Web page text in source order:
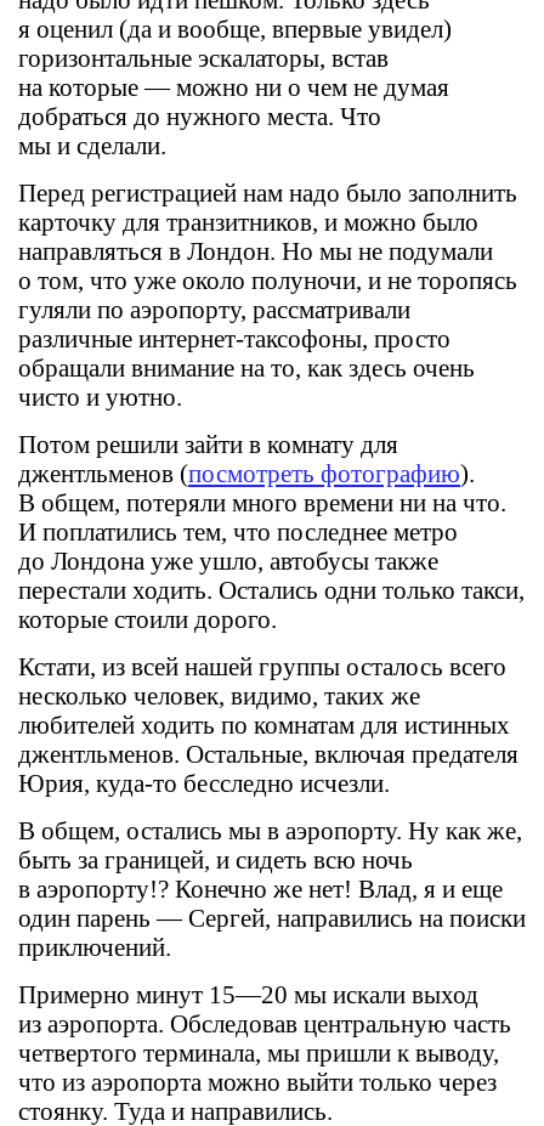
я оценил (да и вообще, впервые увидел)
горизонтальные эскалаторы, встав
на которые — можно ни о чем не думая
добраться до нужного места. Что
мы и сделали.
Перед регистрацией нам надо было заполнить
карточку для транзитников, и можно было
направляться в Лондон. Но мы не подумали
о том, что уже около полуночи, и не торопясь
гуляли по аэропорту, рассматривали
различные интернет-таксофоны, просто
обращали внимание на то, как здесь очень
чисто и уютно.
Потом решили зайти в комнату для
джентльменов (посмотреть фотографию).
В общем, потеряли много времени ни на что.
И поплатились тем, что последнее метро
до Лондона уже ушло, автобусы также
перестали ходить. Остались одни только такси,
которые стоили дорого.
Кстати, из всей нашей группы осталось всего
несколько человек, видимо, таких же
любителей ходить по комнатам для истинных
джентльменов. Остальные, включая предателя
Юрия, куда-то бесследно исчезли.
В общем, остались мы в аэропорту. Ну как же,
быть за границей, и сидеть всю ночь
в аэропорту!? Конечно же нет! Влад, я и еще
один парень — Сергей, направились на поиски
приключений.
Примерно минут 15—20 мы искали выход
из аэропорта. Обследовав центральную часть
четвертого терминала, мы пришли к выводу,
что из аэропорта можно выйти только через
стоянку. Туда и направились.